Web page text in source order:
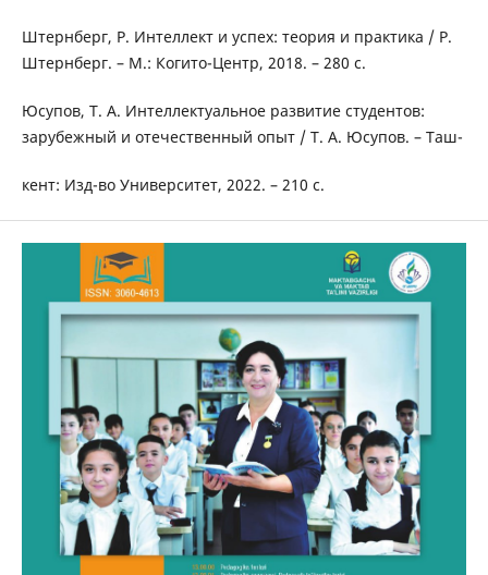
Штернберг, Р. Интеллект и успех: теория и практика / Р.
Штернберг. – М.: Когито-Центр, 2018. – 280 с.
Юсупов, Т. А. Интеллектуальное развитие студентов:
зарубежный и отечественный опыт / Т. А. Юсупов. – Таш-
кент: Изд-во Университет, 2022. – 210 с.